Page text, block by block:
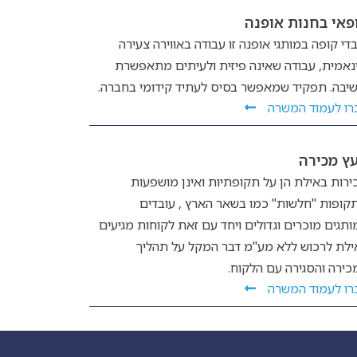
בחנות אופנה
קופה במותגי אופנה זו עבודה באווירה צעירה
עבודה שאינה פיזית ולעיתים מתאפשרת
תפקיד שמאפשר בסיס לעתיד קידומי בחברה.
לעמוד המשרה
מכירה
באילת הן על תקופתיות ואינן מושפעות
"חלשות" כמו בשאר הארץ , עובדים
מוכרים וגדולים ויחד עם זאת לקוחות מגיעים
לרכוש ללא מע"מ דבר המקל על תהליך
והסגירה עם הלקוח.
לעמוד המשרה